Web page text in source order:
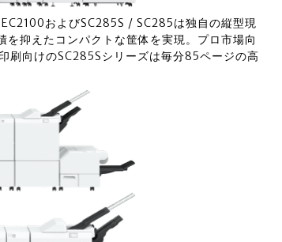
およびSC285S / SC285は独自の縦型現
抑えたコンパクトな筐体を実現。プロ市場向
刷向けのSC285Sシリーズは毎分85ページの高